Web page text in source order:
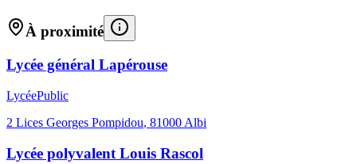
À proximité
Lycée général Lapérouse
LycéePublic
2 Lices Georges Pompidou, 81000 Albi
Lycée polyvalent Louis Rascol